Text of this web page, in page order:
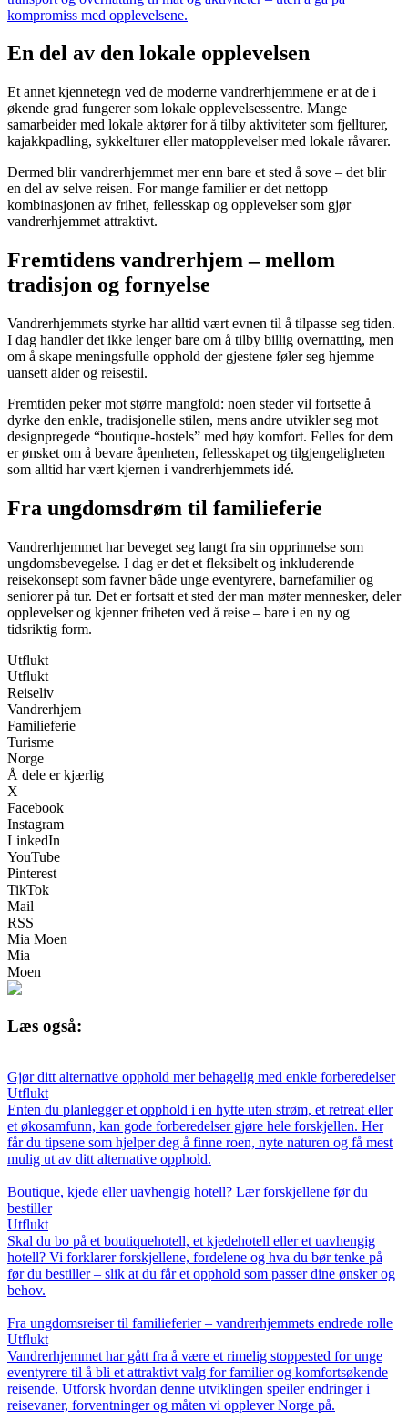
kompromiss med opplevelsene.
En del av den lokale opplevelsen
Et annet kjennetegn ved de moderne vandrerhjemmene er at de i
økende grad fungerer som lokale opplevelsessentre. Mange
samarbeider med lokale aktører for å tilby aktiviteter som fjellturer,
kajakkpadling, sykkelturer eller matopplevelser med lokale råvarer.
Dermed blir vandrerhjemmet mer enn bare et sted å sove – det blir
en del av selve reisen. For mange familier er det nettopp
kombinasjonen av frihet, fellesskap og opplevelser som gjør
vandrerhjemmet attraktivt.
Fremtidens vandrerhjem – mellom
tradisjon og fornyelse
Vandrerhjemmets styrke har alltid vært evnen til å tilpasse seg tiden.
I dag handler det ikke lenger bare om å tilby billig overnatting, men
om å skape meningsfulle opphold der gjestene føler seg hjemme –
uansett alder og reisestil.
Fremtiden peker mot større mangfold: noen steder vil fortsette å
dyrke den enkle, tradisjonelle stilen, mens andre utvikler seg mot
designpregede “boutique-hostels” med høy komfort. Felles for dem
er ønsket om å bevare åpenheten, fellesskapet og tilgjengeligheten
som alltid har vært kjernen i vandrerhjemmets idé.
Fra ungdomsdrøm til familieferie
Vandrerhjemmet har beveget seg langt fra sin opprinnelse som
ungdomsbevegelse. I dag er det et fleksibelt og inkluderende
reisekonsept som favner både unge eventyrere, barnefamilier og
seniorer på tur. Det er fortsatt et sted der man møter mennesker, deler
opplevelser og kjenner friheten ved å reise – bare i en ny og
tidsriktig form.
Utflukt
Utflukt
Reiseliv
Vandrerhjem
Familieferie
Turisme
Norge
Å dele er kjærlig
X
Facebook
Instagram
LinkedIn
YouTube
Pinterest
TikTok
Mail
RSS
Mia Moen
Mia
Moen
Læs også:
Gjør ditt alternative opphold mer behagelig med enkle forberedelser
Utflukt
Enten du planlegger et opphold i en hytte uten strøm, et retreat eller
et økosamfunn, kan gode forberedelser gjøre hele forskjellen. Her
får du tipsene som hjelper deg å finne roen, nyte naturen og få mest
mulig ut av ditt alternative opphold.
Boutique, kjede eller uavhengig hotell? Lær forskjellene før du
bestiller
Utflukt
Skal du bo på et boutiquehotell, et kjedehotell eller et uavhengig
hotell? Vi forklarer forskjellene, fordelene og hva du bør tenke på
før du bestiller – slik at du får et opphold som passer dine ønsker og
behov.
Fra ungdomsreiser til familieferier – vandrerhjemmets endrede rolle
Utflukt
Vandrerhjemmet har gått fra å være et rimelig stoppested for unge
eventyrere til å bli et attraktivt valg for familier og komfortsøkende
reisende. Utforsk hvordan denne utviklingen speiler endringer i
reisevaner, forventninger og måten vi opplever Norge på.